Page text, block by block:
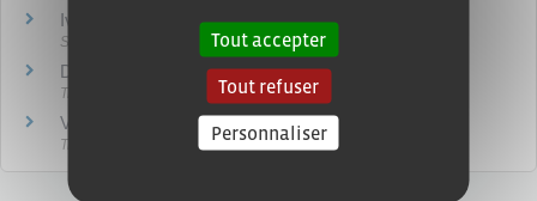
Ivresse - Alcoolisme
Social - Santé
Drogue au volant
Transports - Mobilité
Vitesse au volant
Transports - Mobilité
Tout accepter
Tout refuser
Personnaliser